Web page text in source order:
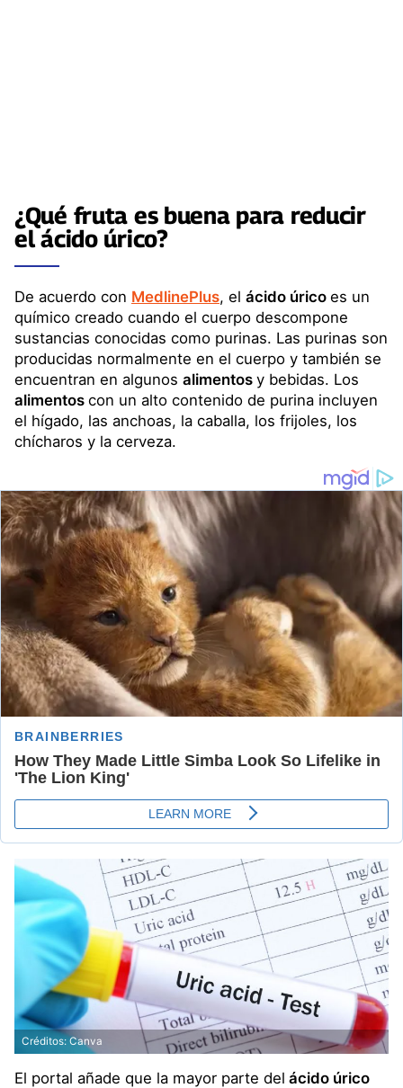
¿Qué fruta es buena para reducir
elácido úrico?
De acuerdo con MedlinePlus, el ácido úrico es un
químico creado cuando el cuerpo descompone
sustancias conocidas como purinas. Las purinas son
producidas normalmente en el cuerpo y también se
encuentran en algunos alimentos y bebidas. Los
alimentos con un alto contenido de purina incluyen
el hígado, las anchoas, la caballa, los frijoles, los
chícharos y la cerveza.
Créditos: Canva
El portal añade que la mayor parte del ácido úrico